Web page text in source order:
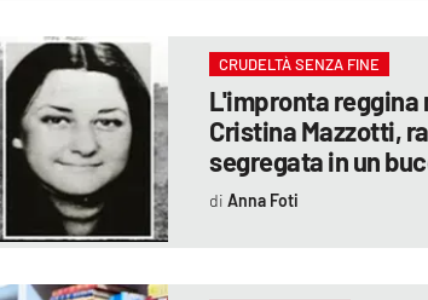
CRUDELTÀ SENZA FINE
L'impronta reggina
Cristina Mazzotti,
segregata in un
Anna Foti